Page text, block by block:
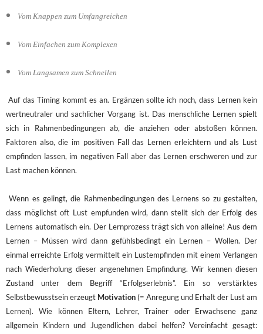
Vom Knappen zum Umfangreichen
Vom Einfachen zum Komplexen
Vom Langsamen zum Schnellen
Auf das Timing kommt es an. Ergänzen sollte ich noch, dass Lernen kein
wertneutraler und sachlicher Vorgang ist. Das menschliche Lernen spielt
sich in Rahmenbedingungen ab, die anziehen oder abstoßen können.
Faktoren also, die im positiven Fall das Lernen erleichtern und als Lust
empfinden lassen, im negativen Fall aber das Lernen erschweren und zur
Last machen können.
Wenn es gelingt, die Rahmenbedingungen des Lernens so zu gestalten,
dass möglichst oft Lust empfunden wird, dann stellt sich der Erfolg des
Lernens automatisch ein. Der Lernprozess trägt sich von alleine! Aus dem
Lernen – Müssen wird dann gefühlsbedingt ein Lernen – Wollen. Der
einmal erreichte Erfolg vermittelt ein Lustempfinden mit einem Verlangen
nach Wiederholung dieser angenehmen Empfindung. Wir kennen diesen
Zustand unter dem Begriff “Erfolgserlebnis”. Ein so verstärktes
Selbstbewusstsein erzeugt Motivation (= Anregung und Erhalt der Lust am
Lernen). Wie können Eltern, Lehrer, Trainer oder Erwachsene ganz
allgemein Kindern und Jugendlichen dabei helfen? Vereinfacht gesagt: